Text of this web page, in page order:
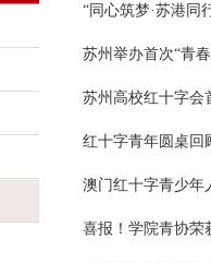
“同心筑梦·苏港同
苏州举办首次“青
苏州高校红十字会
红十字青年圆桌回
澳门红十字青少年
喜报！学院青协荣